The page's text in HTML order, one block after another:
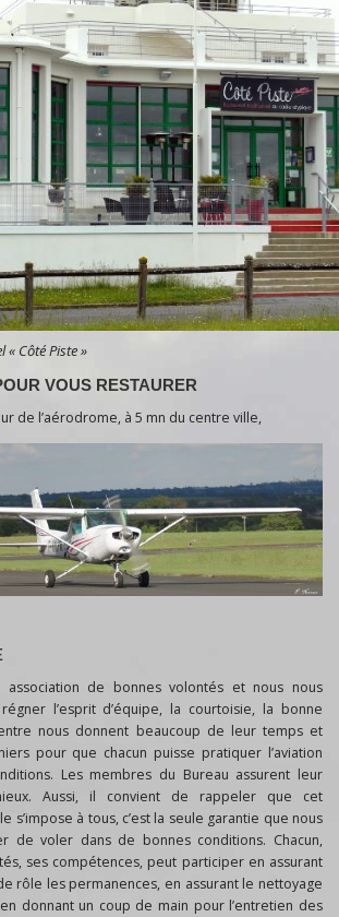
Côté Piste »
VOUS RESTAURER
de l’aérodrome, à 5 mn du centre ville,
association de bonnes volontés et nous nous
l’esprit d’équipe, la courtoisie, la bonne
nous donnent beaucoup de leur temps et
pour que chacun puisse pratiquer l’aviation
Les membres du Bureau assurent leur
Aussi, il convient de rappeler que cet
s’impose à tous, c’est la seule garantie que nous
de voler dans de bonnes conditions. Chacun,
ses compétences, peut participer en assurant
rôle les permanences, en assurant le nettoyage
donnant un coup de main pour l’entretien des